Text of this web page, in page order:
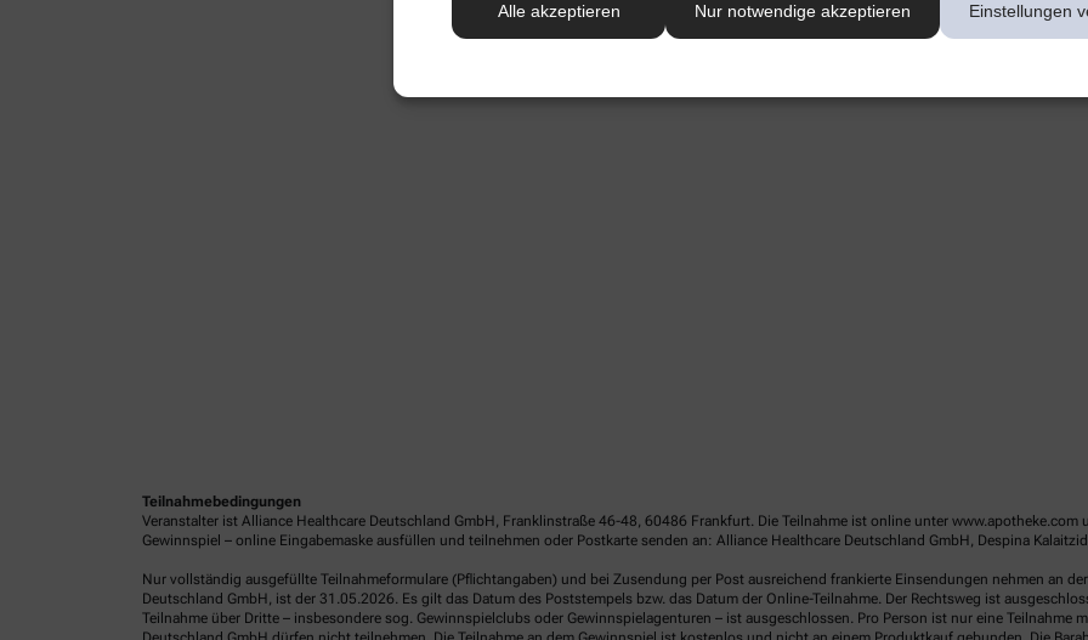
Alle akzeptieren Nur notwendige akzeptieren Einstellungen
Teilnahmebedingungen
Veranstalter ist Alliance Healthcare Deutschland GmbH, Franklinstraße 46-48, 60486 Frankfurt. Die Teilnahme ist online unter
Gewinnspiel – online Eingabemaske ausfüllen und teilnehmen oder Postkarte senden an: Alliance Healthcare Deutschland GmbH, Despina
Nur vollständig ausgefüllte Teilnahmeformulare (Pflichtangaben) und bei Zusendung per Post ausreichend frankierte Einsendungen nehmen an
Deutschland GmbH, ist der 31.05.2026. Es gilt das Datum des Poststempels bzw. das Datum der Online-Teilnahme. Der Rechtsweg ist
Teilnahme über Dritte – insbesondere sog. Gewinnspielclubs oder Gewinnspielagenturen – ist ausgeschlossen. Pro Person ist nur eine Teilnahme